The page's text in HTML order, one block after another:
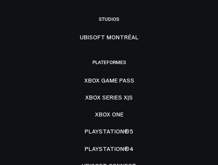
STUDIOS
UBISOFT MONTRÉAL
PLATEFORMES
XBOX GAME PASS
XBOX SERIES X|S
XBOX ONE
PLAYSTATION®5
PLAYSTATION®4